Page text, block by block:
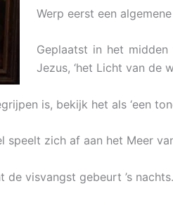
Werp eerst een
Geplaatst in het
Jezus, ‘het Licht van de
is, bekijk het als ‘een
speelt zich af aan het Meer
de visvangst gebeurt ’s nachts.